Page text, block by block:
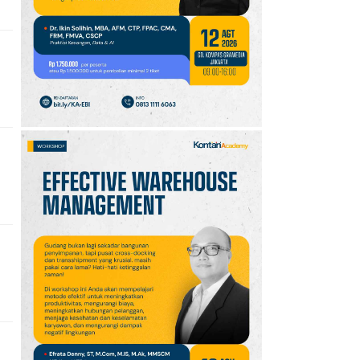
Ikut Upacara HUT Ke-81
RI
10 Sejarah Hari
Keantariksaan Nasional
Setiap 6 Agustus dan
Cara Merayakannya